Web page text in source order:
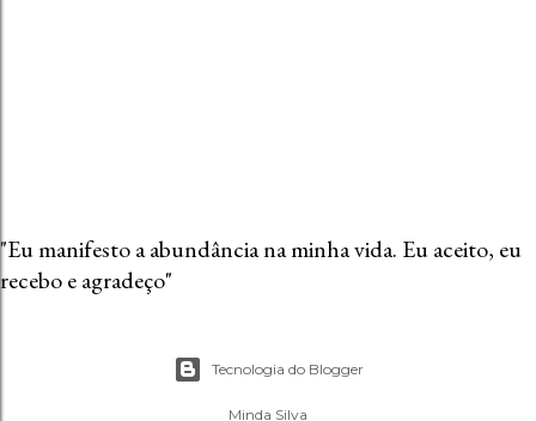
"Eu manifesto a abundância na minha vida. Eu aceito, eu
recebo e agradeço"
Tecnologia do Blogger
Minda Silva